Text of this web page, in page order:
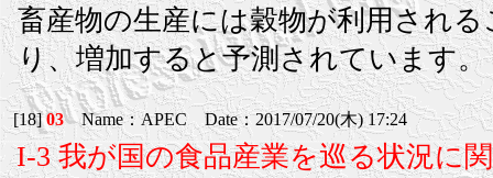
畜産物の生産には穀物が利用され
り、増加すると予測されています。
[18]03Name：APEC Date：2017/07/20(木) 17:24
I-3 我が国の食品産業を巡る状況に